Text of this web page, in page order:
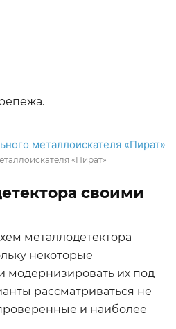
«Пират»
своими
металлодетектора
некоторые
модернизировать их под
рассматриваться не
и наиболее